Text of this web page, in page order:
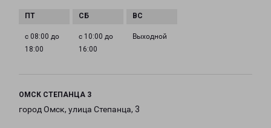
с 08:00 до
18:00
с 10:00 до
16:00
Выходной
ОМСК СТЕПАНЦА 3
город Омск, улица Степанца, 3